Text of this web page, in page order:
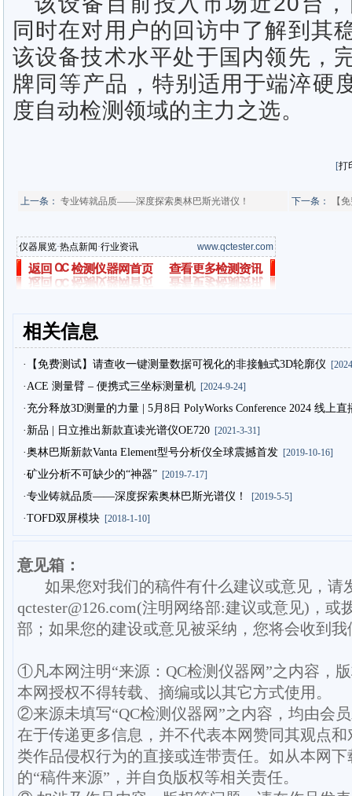
同时在对用户的回访中了解到其
该设备技术水平处于国内领先，
牌同等产品，特别适用于端淬硬
度自动检测领域的主力之选。
[打
上一条： 专业铸就品质——深度探索奥林巴斯光谱仪！ 下一条： 【
仪器展览·热点新闻·行业资讯 www.qctester.com
相关信息
·【免费测试】请查收一键测量数据可视化的非接触式3D轮廓仪
·ACE 测量臂 – 便携式三坐标测量机[2024-9-24]
·充分释放3D测量的力量 | 5月8日 PolyWorks Conference 2024 线上
·新品 | 日立推出新款直读光谱仪OE720[2021-3-31]
·奥林巴斯新款Vanta Element型号分析仪全球震撼首发[2019-10-16]
·矿业分析不可缺少的“神器”[2019-7-17]
·专业铸就品质——深度探索奥林巴斯光谱仪！ [2019-5-5]
·TOFD双屏模块[2018-1-10]
意见箱：
如果您对我们的稿件有什么建议或意见，请
qctester@126.com(注明网络部:建议或意见)，或
部；如果您的建设或意见被采纳，您将会收到
①凡本网注明“来源：QC检测仪器网”之内容，
本网授权不得转载、摘编或以其它方式使用。
②来源未填写“QC检测仪器网”之内容，均由会
在于传递更多信息，并不代表本网赞同其观点
类作品侵权行为的直接或连带责任。如从本网
的“稿件来源”，并自负版权等相关责任。